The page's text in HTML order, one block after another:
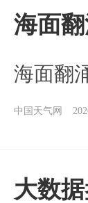
海面
海面翻
中国天气网
大数